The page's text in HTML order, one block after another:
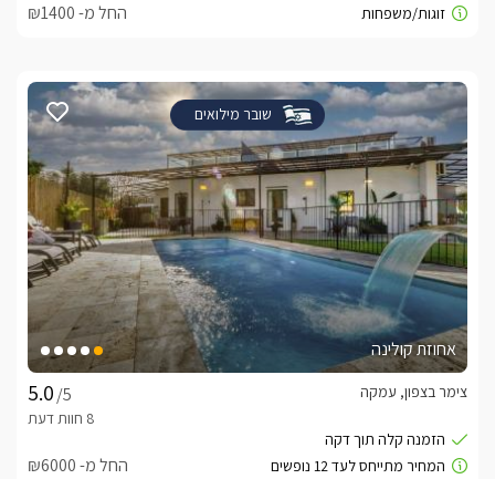
החל מ- ₪1400
שובר מילואים
אחוזת קולינה
/5
צימר בצפון, עמקה
החל מ- ₪6000